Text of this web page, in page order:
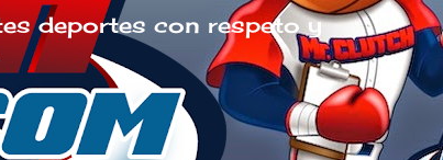
deportes con respeto y